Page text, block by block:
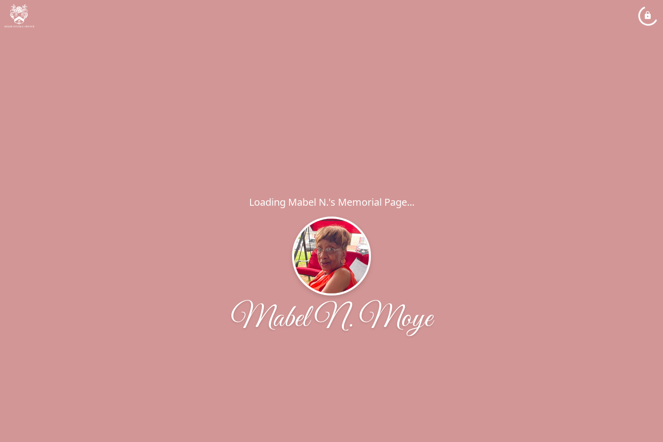
Loading Mabel N.'s Memorial Page...
Mabel N. Moye